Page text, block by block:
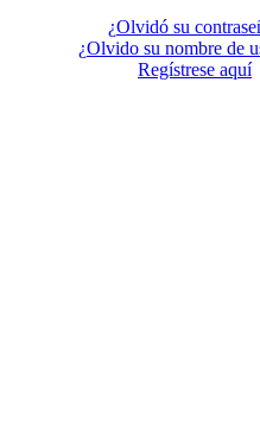
¿Olvidó su
¿Olvido su nombre de
Regístrese aquí